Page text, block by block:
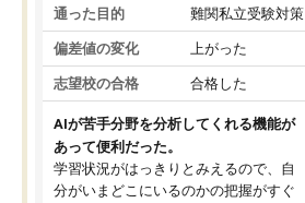
通った目的 難関私立受験対策
偏差値の変化 上がった
志望校の合格 合格した
AIが苦手分野を分析してくれる機能が
あって便利だった。
学習状況がはっきりとみえるので、自
分がいまどこにいるのかの把握がすぐ